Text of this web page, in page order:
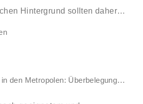
Hintergrund sollten daher
eines Maklers zurückgreifen.
auch um die Preisfindung
Platzmangel in den Metropolen: Überbelegung in Städten dreimal so hoch wie auf dem Land